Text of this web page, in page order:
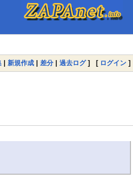
| 新規作成 | 差分 | 過去ログ] [ ログイン ]